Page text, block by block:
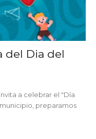
del Dia del
a celebrar el "Día
municipio, preparamos